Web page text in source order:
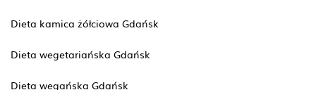
Dieta kamica żółciowa Gdańsk
Dieta wegetariańska Gdańsk
Dieta wegańska Gdańsk